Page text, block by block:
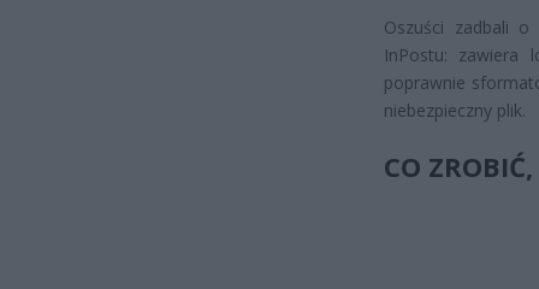
Oszuści zadbali
InPostu: zawiera
poprawnie
niebezpieczny plik.
CO